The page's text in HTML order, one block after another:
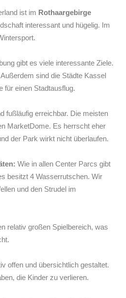
ist im Rothaargebirge
interessant und hügelig. Im
gibt es viele interessante Ziele.
sind die Städte Kassel
für einen Stadtausflug.
fußläufig erreichbar. Die meisten
MarketDome. Es herrscht eher
der Park wirkt nicht überlaufen.
Wie in allen Center Parcs gibt
besitzt 4 Wasserrutschen. Wir
und den Strudel im
relativ großen Spielbereich, was
offen und übersichtlich gestaltet.
die Kinder zu verlieren.